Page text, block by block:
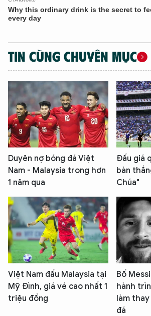
TIN CÙNG CHUYÊN MỤC
Duyên nợ bóng đá Việt
Nam - Malaysia trong hơn
1 năm qua
Đấu giá
bàn
Chúa"
Việt Nam đấu Malaysia tại
Mỹ Đình, giá vé cao nhất 1
triệu đồng
Bố
hành
làm
đá